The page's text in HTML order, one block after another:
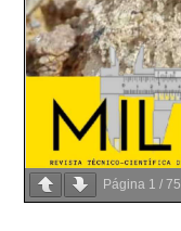
Página 1 / 75